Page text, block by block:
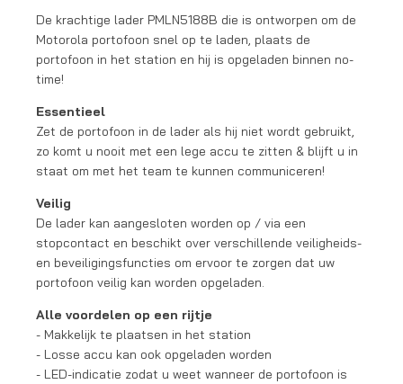
De krachtige lader PMLN5188B die is ontworpen om de
Motorola portofoon snel op te laden, plaats de
portofoon in het station en hij is opgeladen binnen no-
time!
Essentieel
Zet de portofoon in de lader als hij niet wordt gebruikt,
zo komt u nooit met een lege accu te zitten & blijft u in
staat om met het team te kunnen communiceren!
Veilig
De lader kan aangesloten worden op / via een
stopcontact en beschikt over verschillende veiligheids-
en beveiligingsfuncties om ervoor te zorgen dat uw
portofoon veilig kan worden opgeladen.
Alle voordelen op een rijtje
- Makkelijk te plaatsen in het station
- Losse accu kan ook opgeladen worden
- LED-indicatie zodat u weet wanneer de portofoon is